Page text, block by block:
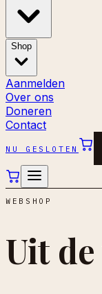
Shop
Aanmelden
Over ons
Doneren
Contact
NU GESLOTEN
WEBSHOP
Uit de